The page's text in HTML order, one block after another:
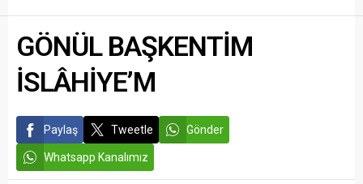
GÖNÜL BAŞKENTİM
İSLÂHİYE’M
Paylaş Tweetle Gönder
Whatsapp Kanalımız